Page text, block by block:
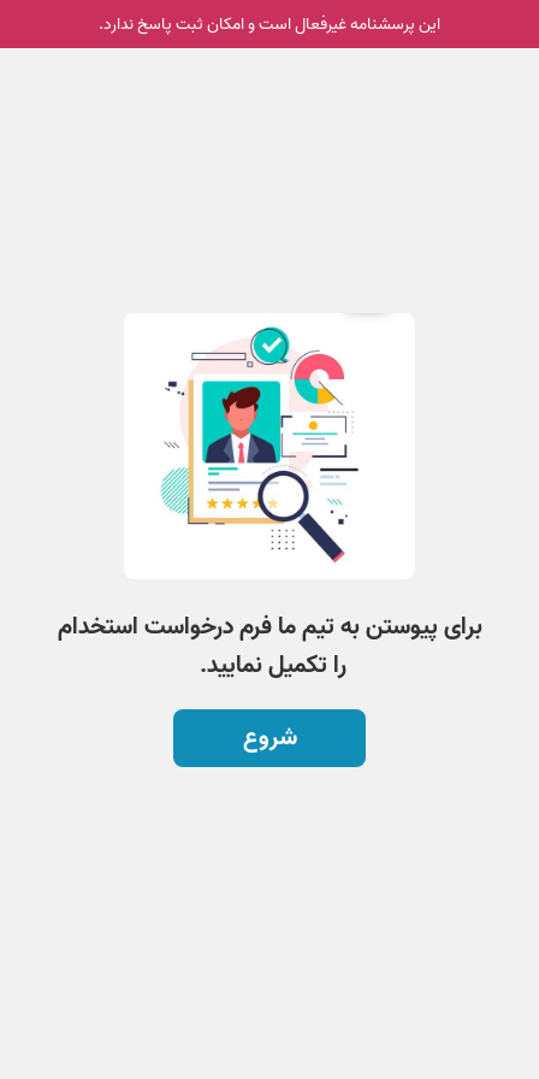
این پرسشنامه غیر‌فعال است و امکان ثبت پاسخ ندارد.
برای پیوستن به تیم ما فرم درخواست استخدام
را تکمیل نمایید.
شروع